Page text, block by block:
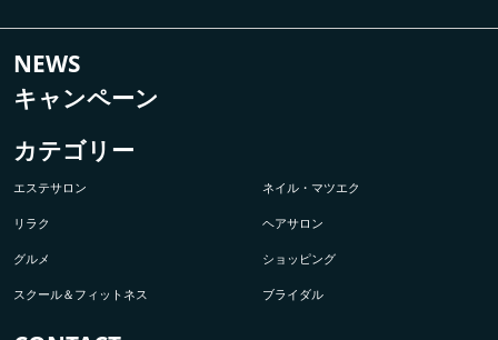
NEWS
キャンペーン
カテゴリー
エステサロン ネイル・マツエク
リラク ヘアサロン
グルメ ショッピング
スクール＆フィットネス ブライダル